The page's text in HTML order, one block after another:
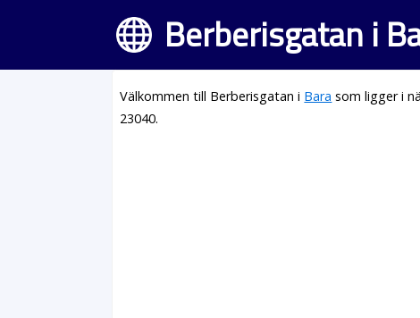
Berberisgatan i
Välkommen till Berberisgatan i Bara som ligger i
23040.